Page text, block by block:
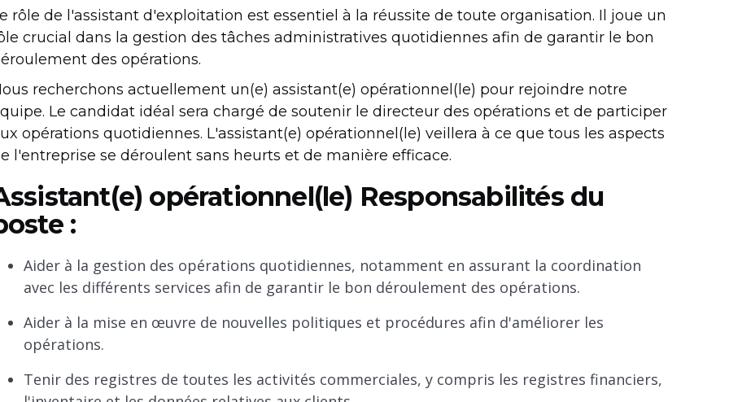
rôle de l'assistant d'exploitation est essentiel à la réussite de toute organisation. Il joue un
crucial dans la gestion des tâches administratives quotidiennes afin de garantir le bon
des opérations.
recherchons actuellement un(e) assistant(e) opérationnel(le) pour rejoindre notre
Le candidat idéal sera chargé de soutenir le directeur des opérations et de participer
opérations quotidiennes. L'assistant(e) opérationnel(le) veillera à ce que tous les aspects
l'entreprise se déroulent sans heurts et de manière efficace.
opérationnel(le) Responsabilités du
:
Aider à la gestion des opérations quotidiennes, notamment en assurant la coordination
avec les différents services afin de garantir le bon déroulement des opérations.
Aider à la mise en œuvre de nouvelles politiques et procédures afin d'améliorer les
opérations.
Tenir des registres de toutes les activités commerciales, y compris les registres financiers,